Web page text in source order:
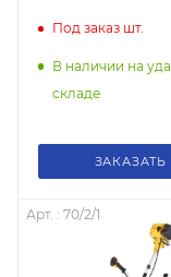
Под заказ шт.
В наличии на
складе
ЗАКАЗАТЬ
Арт. : 70/2/1